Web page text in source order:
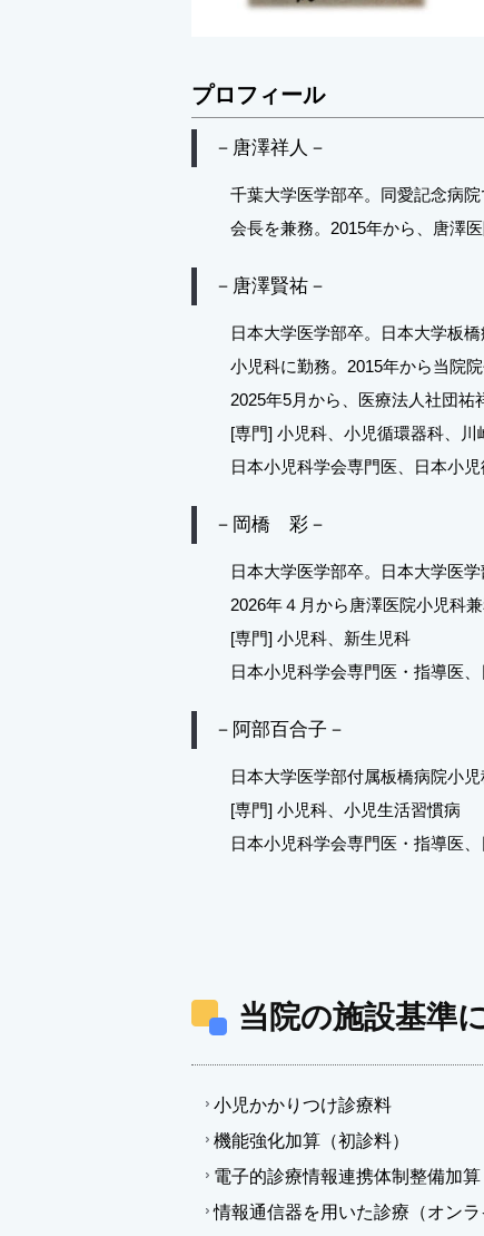
プロフィール
－唐澤祥人－
千葉大学医学部卒。同愛記念病
会長を兼務。2015年から、唐澤医
－唐澤賢祐－
日本大学医学部卒。日本大学板
小児科に勤務。2015年から当院
2025年5月から、医療法人社団
[専門] 小児科、小児循環器科、川
日本小児科学会専門医、日本小
－岡橋 彩－
日本大学医学部卒。日本大学医
2026年４月から唐澤医院小児科
[専門] 小児科、新生児科
日本小児科学会専門医・指導医
－阿部百合子－
日本大学医学部付属板橋病院小
[専門] 小児科、小児生活習慣病
日本小児科学会専門医・指導医
当院の施設基準
小児かかりつけ診療料
機能強化加算（初診料）
電子的診療情報連携体制整備加算
情報通信器を用いた診療（オンラ